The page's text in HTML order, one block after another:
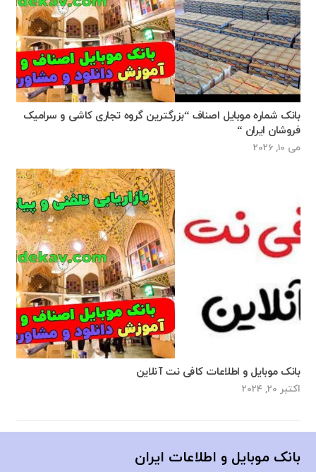
بانک شماره موبایل اصناف “بزرگترین گروه تجاری کاشی و سرامیک
فروشان ایران “
می 10, 2026
بانک موبایل و اطلاعات کافی نت آنلاین
اکتبر 20, 2024
بانک موبایل و اطلاعات ایران